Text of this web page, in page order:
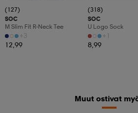
(127)
SOC
M Slim Fit R-Neck Tee
+3
12,99
(318)
SOC
U Logo Sock
+1
8,99
Muut ostivat